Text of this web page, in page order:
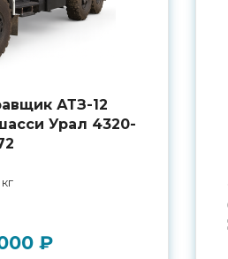
АТЗ-12
Урал 4320-
₽